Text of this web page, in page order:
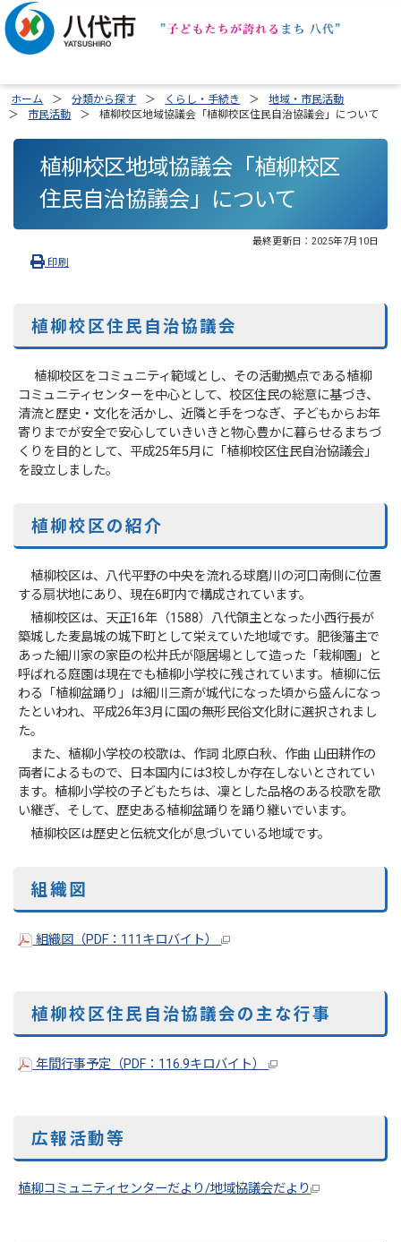
ホーム 分類から探す くらし・手続き
地域・市民活動
市民活動
植柳校区地域協議会「植柳校区住民自治協議会」について
植柳校区地域協議会「植柳校区
住民自治協議会」について
最終更新日： 2025年7月10日
印刷
植柳校区住民自治協議会
植柳校区をコミュニティ範域とし、その活動拠点である植柳
コミュニティセンターを中心として、校区住民の総意に基づき、
清流と歴史・文化を活かし、近隣と手をつなぎ、子どもからお年
寄りまでが安全で安心していきいきと物心豊かに暮らせるまちづ
くりを目的として、平成25年5月に「植柳校区住民自治協議会」
を設立しました。
植柳校区の紹介
植柳校区は、八代平野の中央を流れる球磨川の河口南側に位置
する扇状地にあり、現在6町内で構成されています。
植柳校区は、天正16年（1588）八代領主となった小西行長が
築城した麦島城の城下町として栄えていた地域です。肥後藩主で
あった細川家の家臣の松井氏が隠居場として造った「栽柳園」と
呼ばれる庭園は現在でも植柳小学校に残されています。植柳に伝
わる「植柳盆踊り」は細川三斎が城代になった頃から盛んになっ
たといわれ、平成26年3月に国の無形民俗文化財に選択されまし
た。
また、植柳小学校の校歌は、作詞 北原白秋、作曲 山田耕作の
両者によるもので、日本国内には3校しか存在しないとされてい
ます。植柳小学校の子どもたちは、凜とした品格のある校歌を歌
い継ぎ、そして、歴史ある植柳盆踊りを踊り継いでいます。
植柳校区は歴史と伝統文化が息づいている地域です。
組織図
組織図（PDF：111キロバイト）
植柳校区住民自治協議会の主な行事
年間行事予定（PDF：116.9キロバイト）
広報活動等
植柳コミュニティセンターだより/地域協議会だより